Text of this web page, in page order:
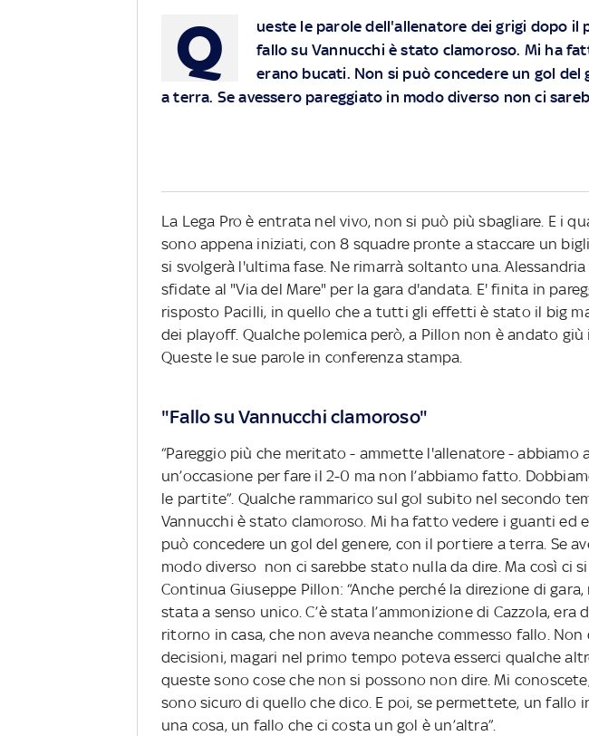
Q
ueste le parole dell'allenatore dei grigi dopo il
fallo su Vannucchi è stato clamoroso. Mi ha
erano bucati. Non si può concedere un gol
a terra. Se avessero pareggiato in modo diverso non ci
La Lega Pro è entrata nel vivo, non si può più sbagliare. E i
sono appena iniziati, con 8 squadre pronte a staccare un
si svolgerà l'ultima fase. Ne rimarrà soltanto una.
sfidate al "Via del Mare" per la gara d'andata. E' finita in
risposto Pacilli, in quello che a tutti gli effetti è stato il big
dei playoff. Qualche polemica però, a Pillon non è andato giù
Queste le sue parole in conferenza stampa.
"Fallo su Vannucchi clamoroso"
“Pareggio più che meritato - ammette l'allenatore - abbiamo
un’occasione per fare il 2-0 ma non l’abbiamo fatto.
le partite”. Qualche rammarico sul gol subito nel secondo
Vannucchi è stato clamoroso. Mi ha fatto vedere i guanti ed
può concedere un gol del genere, con il portiere a terra. Se
modo diverso non ci sarebbe stato nulla da dire. Ma così ci si
Continua Giuseppe Pillon: “Anche perché la direzione di
stata a senso unico. C’è stata l’ammonizione di Cazzola,
ritorno in casa, che non aveva neanche commesso fallo.
decisioni, magari nel primo tempo poteva esserci qualche
queste sono cose che non si possono non dire. Mi
sono sicuro di quello che dico. E poi, se permettete, un fallo
una cosa, un fallo che ci costa un gol è un’altra”.